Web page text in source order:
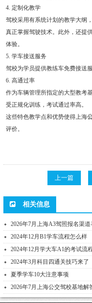
4. 定制化教学
驾校采用有系统计划的教学大纲
真正掌握驾驶技术。此外，还提
体验。
5. 学车接送服务
驾校为学员提供教练车免费接送
6. 高通过率
作为车辆管理所指定的大型教考
受正规化训练，考试通过率高。
这些特色教学点和优势使得上海
评价。
上一篇
相关信息
2026年7月上海A3驾照报名渠
2024年12月B1学车流程怎么样
2024年12月学大车A1的考试流
2024年3月科目四通关技巧来了
夏季学车10大注意事项
2026年7月上海公交驾校基地